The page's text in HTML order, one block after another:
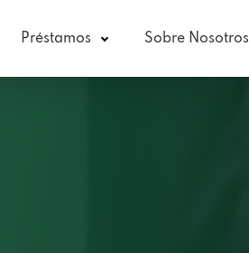
Préstamos Sobre Nosotros